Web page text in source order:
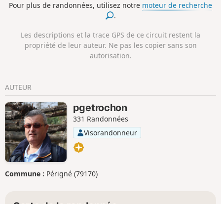
miraculeuses, et l'église de Caunay.
Pour plus de randonnées, utilisez notre moteur de recherche
.
Les descriptions et la trace GPS de ce circuit restent la
propriété de leur auteur. Ne pas les copier sans son
autorisation.
AUTEUR
pgetrochon
331 Randonnées
Visorandonneur
Commune : Périgné (79170)